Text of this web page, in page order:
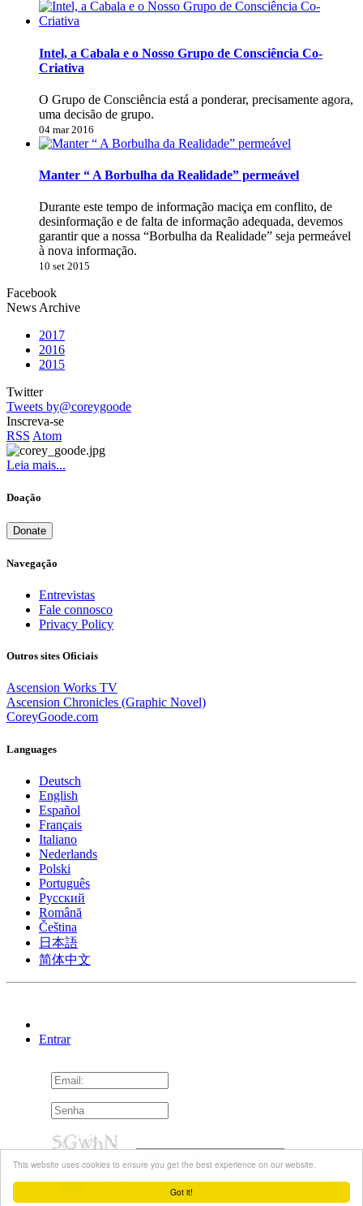
Got it!
This website uses cookies to ensure you get the best experience on our website.
Intel, a Cabala e o Nosso Grupo de Consciência Co-
Criativa
O Grupo de Consciência está a ponderar, precisamente agora,
uma decisão de grupo.
04 mar 2016
Manter “ A Borbulha da Realidade” permeável
Durante este tempo de informação maciça em conflito, de
desinformação e de falta de informação adequada, devemos
garantir que a nossa “Borbulha da Realidade” seja permeável
à nova informação.
10 set 2015
Facebook
News Archive
2017
2016
2015
Twitter
Tweets by@coreygoode
Inscreva-se
RSS Atom
Leia mais...
Doação
Donate
Navegação
Entrevistas
Fale connosco
Privacy Policy
Outros sites Oficiais
Ascension Works TV
Ascension Chronicles (Graphic Novel)
CoreyGoode.com
Languages
Deutsch
English
Español
Français
Italiano
Nederlands
Polski
Português
Pусский
Română
Čeština
日本語
简体中文
Entrar
Lembra de mim
Esqueceu a senha?